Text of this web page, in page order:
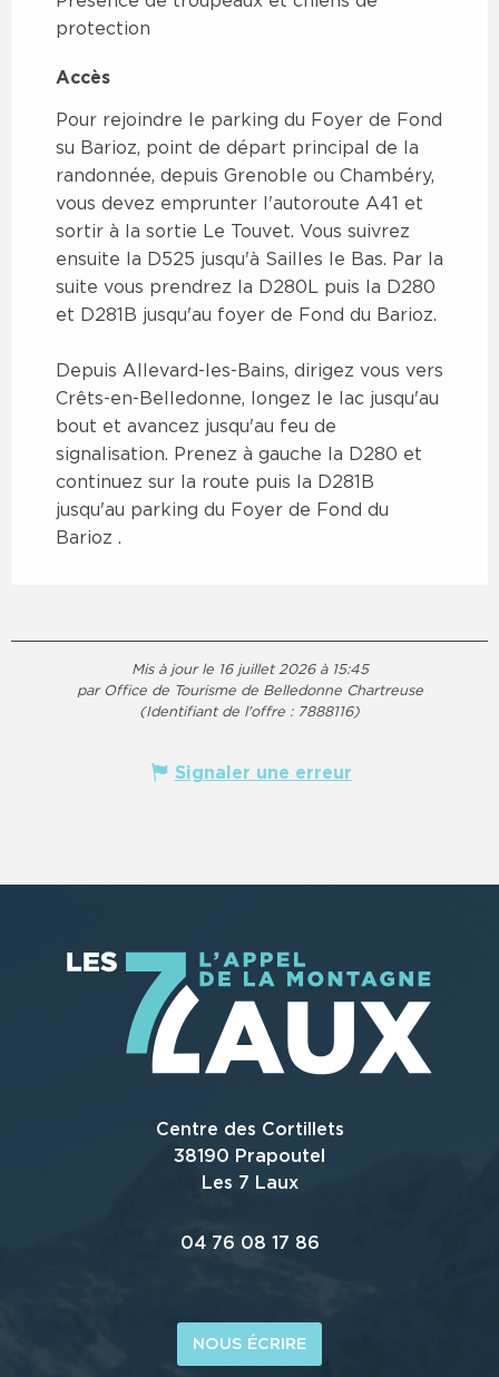
protection
Accès
Accès
Pour rejoindre le parking du Foyer de Fond
su Barioz, point de départ principal de la
randonnée, depuis Grenoble ou Chambéry,
vous devez emprunter l'autoroute A41 et
sortir à la sortie Le Touvet. Vous suivrez
ensuite la D525 jusqu'à Sailles le Bas. Par la
suite vous prendrez la D280L puis la D280
et D281B jusqu'au foyer de Fond du Barioz.
Depuis Allevard-les-Bains, dirigez vous vers
Crêts-en-Belledonne, longez le lac jusqu'au
bout et avancez jusqu'au feu de
signalisation. Prenez à gauche la D280 et
continuez sur la route puis la D281B
jusqu'au parking du Foyer de Fond du
Barioz .
Mis à jour le 16 juillet 2026 à 15:45
par Office de Tourisme de Belledonne Chartreuse
(Identifiant de l'offre : 7888116)
Signaler une erreur
Centre des Cortillets
38190 Prapoutel
Les 7 Laux
04 76 08 17 86
NOUS ÉCRIRE